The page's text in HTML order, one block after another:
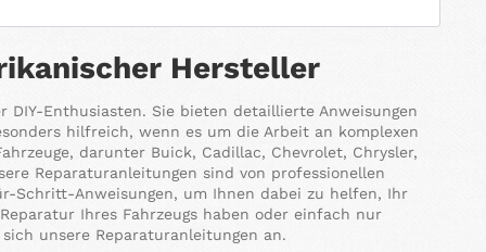
Hersteller
Enthusiasten. Sie bieten detaillierte Anweisungen
hilfreich, wenn es um die Arbeit an komplexen
darunter Buick, Cadillac, Chevrolet, Chrysler,
Reparaturanleitungen sind von professionellen
Anweisungen, um Ihnen dabei zu helfen, Ihr
Ihres Fahrzeugs haben oder einfach nur
unsere Reparaturanleitungen an.